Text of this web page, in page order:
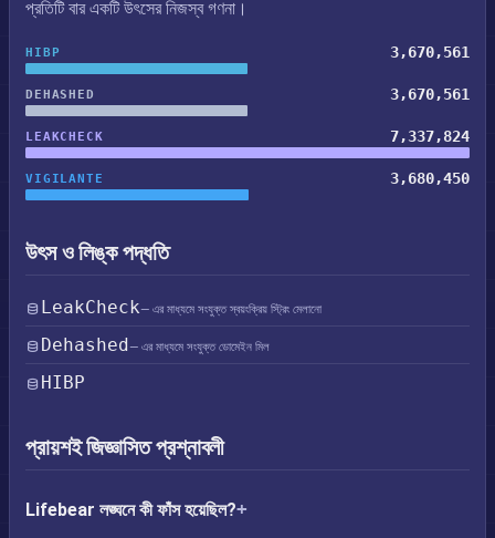
প্রতিটি বার একটি উৎসের নিজস্ব গণনা।
HIBP 3,670,561
DEHASHED 3,670,561
LEAKCHECK 7,337,824
VIGILANTE 3,680,450
উৎস ও লিঙ্ক পদ্ধতি
LeakCheck— এর মাধ্যমে সংযুক্ত স্বয়ংক্রিয় স্ট্রিং মেলানো
Dehashed— এর মাধ্যমে সংযুক্ত ডোমেইন মিল
HIBP
প্রায়শই জিজ্ঞাসিত প্রশ্নাবলী
Lifebear লঙ্ঘনে কী ফাঁস হয়েছিল?